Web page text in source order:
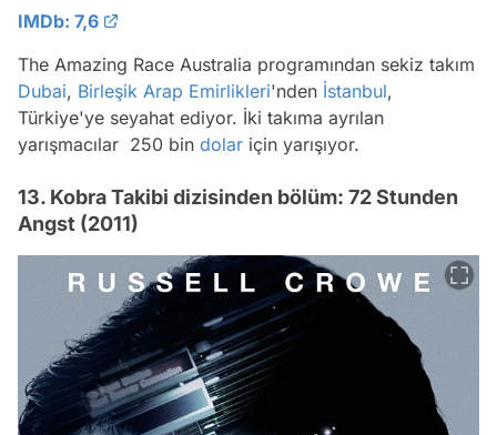
IMDb: 7,6
The Amazing Race Australia programından sekiz takım
Dubai, Birleşik Arap Emirlikleri'nden İstanbul,
Türkiye'ye seyahat ediyor. İki takıma ayrılan
yarışmacılar 250 bin dolar için yarışıyor.
13. Kobra Takibi dizisinden bölüm: 72 Stunden
Angst (2011)